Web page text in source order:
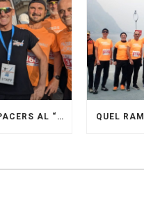
GRANDE FESTA DEI PACERS AL “GARDA LAKE RUNNING FESTIVAL” QUEL